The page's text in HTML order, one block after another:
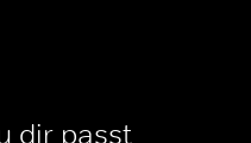
dir passt